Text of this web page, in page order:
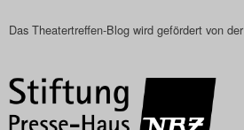
Das Theatertreffen-Blog wird gefördert von der